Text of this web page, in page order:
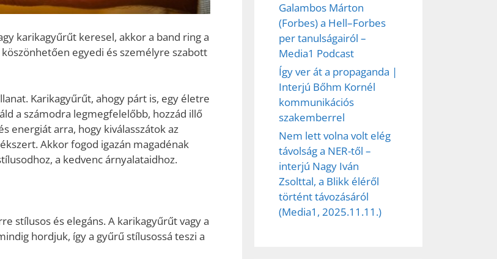
karikagyűrűt keresel, akkor a band ring a
egyedi és személyre szabott
Karikagyűrűt, ahogy párt is, egy életre
a számodra legmegfelelőbb, hozzád illő
energiát arra, hogy kiválasszátok az
Akkor fogod igazán magadénak
a kedvenc árnyalataidhoz.
stílusos és elegáns. A karikagyűrűt vagy a
hordjuk, így a gyűrű stílusossá teszi a
Galambos Márton
(Forbes) a Hell–Forbes
per tanulságairól –
Media1 Podcast
Így ver át a propaganda |
Interjú Bőhm Kornél
kommunikációs
szakemberrel
Nem lett volna volt elég
távolság a NER-től –
interjú Nagy Iván
Zsolttal, a Blikk éléről
történt távozásáról
(Media1, 2025.11.11.)